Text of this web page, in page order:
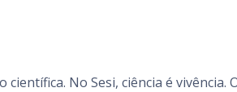
No Sesi, ciência é vivência.